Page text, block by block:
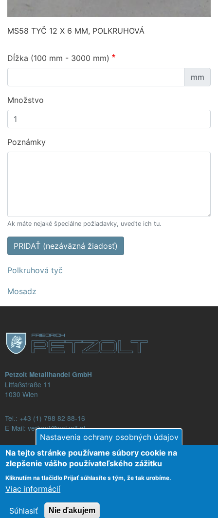
MS58 TYČ 12 X 6 MM, POLKRUHOVÁ
Dĺžka (100 mm - 3000 mm)
mm
Množstvo
Poznámky
Ak máte nejaké špeciálne požiadavky, uveďte ich tu.
PRIDAŤ (nezáväzná žiadosť)
Polkruhová tyč
Mosadz
Petzolt Metallhandel GmbH
Litfaßstraße 11
1030 Wien
Tel.: +43 (1) 798 82 88-16
E-Mail: verkauf@petzolt.at
Fußzeilenmenü
Kontakt Obchodné podmienky
Ochrana dát
Nastavenia ochrany osobných údajov
Na tejto stránke používame súbory cookie na
zlepšenie vášho používateľského zážitku
Kliknutím na tlačidlo Prijať súhlasíte s tým, že tak urobíme.
Viac informácií
Súhlasiť Nie ďakujem